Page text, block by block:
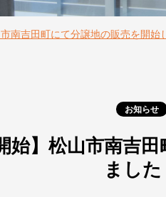
南吉田町にて分譲地の販売を開始
お知らせ
始】松山市南吉
ました